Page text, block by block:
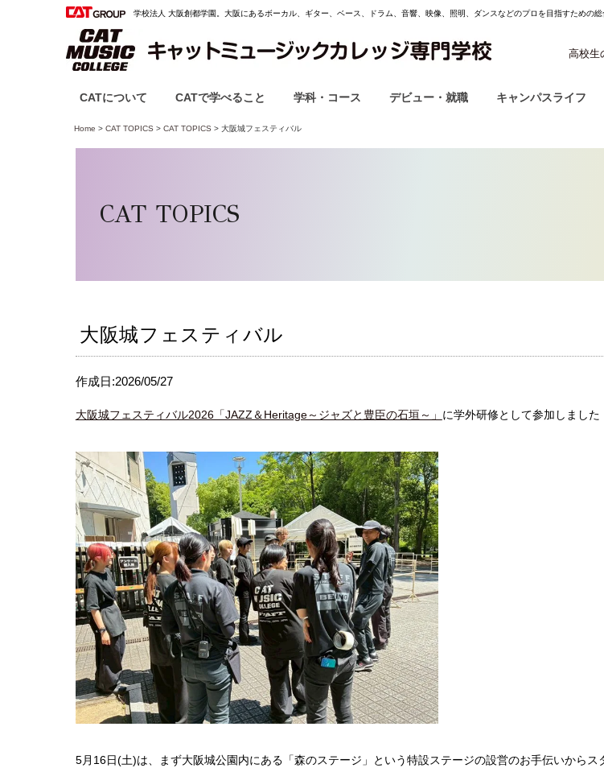
学校法人 大阪創都学園。 大阪にあるボーカル、ギター、ベース、ドラム、音響、映像、照明、ダンスなどのプロを目指すための総
高校生
CATについて CATで学べること 学科・コース デビュー・就職 キャンパスライフ
Home > CAT TOPICS > CAT TOPICS > 大阪城フェスティバル
CAT TOPICS
大阪城フェスティバル
作成日:2026/05/27
大阪城フェスティバル2026「JAZZ＆Heritage～ジャズと豊臣の石垣～」 に学外研修として参加しました
5月16日(土)は、まず大阪城公園内にある「森のステージ」という特設ステージの設営のお手伝いから